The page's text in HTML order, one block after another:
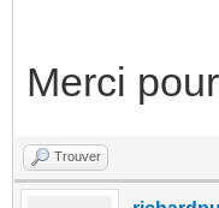
Merci
Trouver